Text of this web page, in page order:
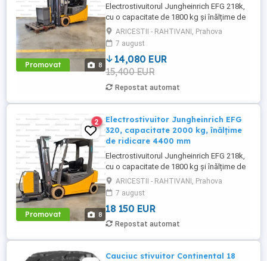
Promovat 8
Electrostivuitorul Jungheinrich EFG 218k,
cu o capacitate de 1800 kg și înălțime de
ridicare de 5000 mm, este echipat cu
cabină deschisă, furci de 1150 mm,
iluminare completă (2x lumini față sus, 2x
lumini spate) + girofar, grătar de protecție
și anvelope albe T22 o soluție fiabilă și
eficientă pentru ...
ARICESTII - RAHTIVANI, Prahova
7 august
14,080 EUR
15,400 EUR
Repostat automat
Promovat 8
2
Electrostivuitor Jungheinrich EFG
320, capacitate 2000 kg, înălțime
de ridicare 4400 mm
Electrostivuitorul Jungheinrich EFG 218k,
cu o capacitate de 1800 kg și înălțime de
ridicare de 5000 mm, este echipat cu
cabină deschisă, furci de 1150 mm,
iluminare completă (2x lumini față sus, 2x
lumini spate) + girofar, grătar de protecție
și anvelope albe T22 o soluție fiabilă și
eficientă pentru ...
ARICESTII - RAHTIVANI, Prahova
7 august
18 150 EUR
Repostat automat
Cauciuc stivuitor Continental 18